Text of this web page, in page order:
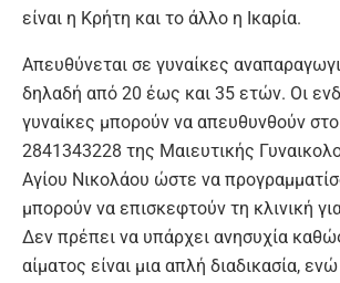
είναι η Κρήτη και το άλλο η Ικαρία.
Απευθύνεται σε γυναίκες
δηλαδή από 20 έως και 35 ετών. Οι
γυναίκες μπορούν να απευθυνθούν
2841343228 της Μαιευτικής
Αγίου Νικολάου ώστε να
μπορούν να επισκεφτούν τη κλινική
Δεν πρέπει να υπάρχει ανησυχία
αίματος είναι μια απλή διαδικασία,